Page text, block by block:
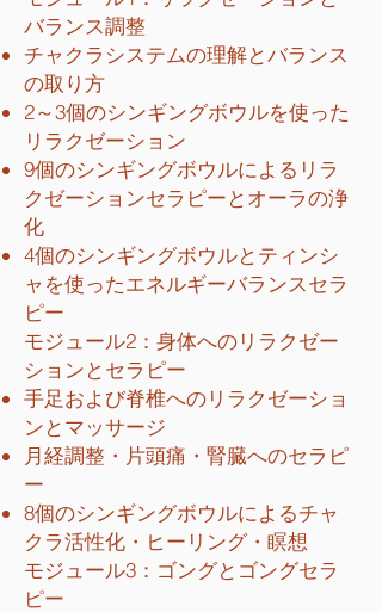
バランス調整
チャクラシステムの理解とバランス
の取り方
2～3個のシンギングボウルを使った
リラクゼーション
9個のシンギングボウルによるリラ
クゼーションセラピーとオーラの浄
化
4個のシンギングボウルとティンシ
ャを使ったエネルギーバランスセラ
ピー
モジュール2：身体へのリラクゼー
ションとセラピー
手足および脊椎へのリラクゼーショ
ンとマッサージ
月経調整・片頭痛・腎臓へのセラピ
ー
8個のシンギングボウルによるチャ
クラ活性化・ヒーリング・瞑想
モジュール3：ゴングとゴングセラ
ピー